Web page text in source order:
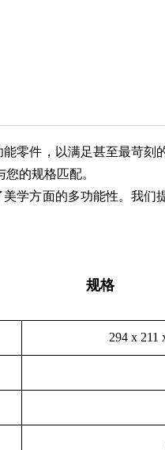
零件，以满足甚至最苛
的规格匹配。
学方面的多功能性。我
规格
294 x 211